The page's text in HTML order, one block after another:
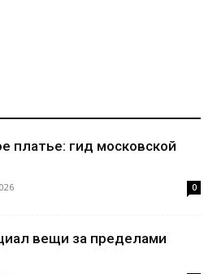
платье: гид московской
0
вещи за пределами